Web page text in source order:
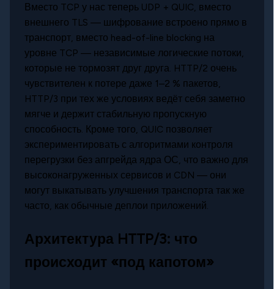
Вместо TCP у нас теперь UDP + QUIC, вместо
внешнего TLS — шифрование встроено прямо в
транспорт, вместо head-of-line blocking на
уровне TCP — независимые логические потоки,
которые не тормозят друг друга. HTTP/2 очень
чувствителен к потере даже 1–2 % пакетов,
HTTP/3 при тех же условиях ведёт себя заметно
мягче и держит стабильную пропускную
способность. Кроме того, QUIC позволяет
экспериментировать с алгоритмами контроля
перегрузки без апгрейда ядра ОС, что важно для
высоконагруженных сервисов и CDN — они
могут выкатывать улучшения транспорта так же
часто, как обычные деплои приложений.
Архитектура HTTP/3: что
происходит «под капотом»